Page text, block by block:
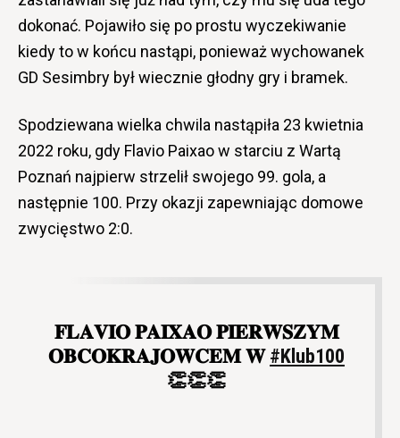
dokonać. Pojawiło się po prostu wyczekiwanie
kiedy to w końcu nastąpi, ponieważ wychowanek
GD Sesimbry był wiecznie głodny gry i bramek.
Spodziewana wielka chwila nastąpiła 23 kwietnia
2022 roku, gdy Flavio Paixao w starciu z Wartą
Poznań najpierw strzelił swojego 99. gola, a
następnie 100. Przy okazji zapewniając domowe
zwycięstwo 2:0.
𝐅𝐋𝐀𝐕𝐈𝐎 𝐏𝐀𝐈𝐗𝐀𝐎 𝐏𝐈𝐄𝐑𝐖𝐒𝐙𝐘𝐌
𝐎𝐁𝐂𝐎𝐊𝐑𝐀𝐉𝐎𝐖𝐂𝐄𝐌 𝐖 #Klub100
👏👏👏